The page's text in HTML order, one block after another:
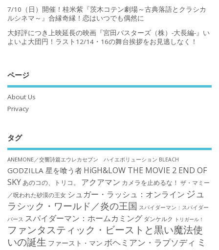
7/10（日）開催！桂米紫『茨木コテン劇場～古典落語とクラシカ
ルシネマ～』合縁奇縁！恋はいつでも偶然に
大好評につき上映延長の映画『宮田バスターズ（株）-大長編-』い
よいよ大団円！ラスト12/14・16の舞台挨拶をお見逃しなく！
ページ
About Us
Privacy
タグ
ANEMONE／交響詩篇エウレカセブン ハイエボリューション BLEACH
GODZILLA 星を喰う者 HiGH&LOW THE MOVIE 2 END OF
SKYあのコの、トリコ。 アクアマン カメラを止めるな！ ザ・マミー
／呪われた砂漠の王女 シュガー・ラッシュ：オンライン ジュ
ラシック・ワールド／炎の王国 スパイダーマン：スパイダー
バース スパイダーマン：ホームカミング ダンケルク トリガール！
ファンタスティック・ビーストと黒い魔法使
いの誕生 ファースト・マン ボヘミアン・ラプソディ ミ